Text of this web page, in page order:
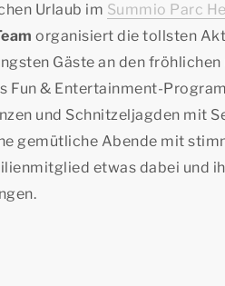
Urlaub im Summio Parc
organisiert die tollsten
Gäste an den fröhlichen
& Entertainment-
und Schnitzeljagden mit
gemütliche Abende mit
etwas dabei und